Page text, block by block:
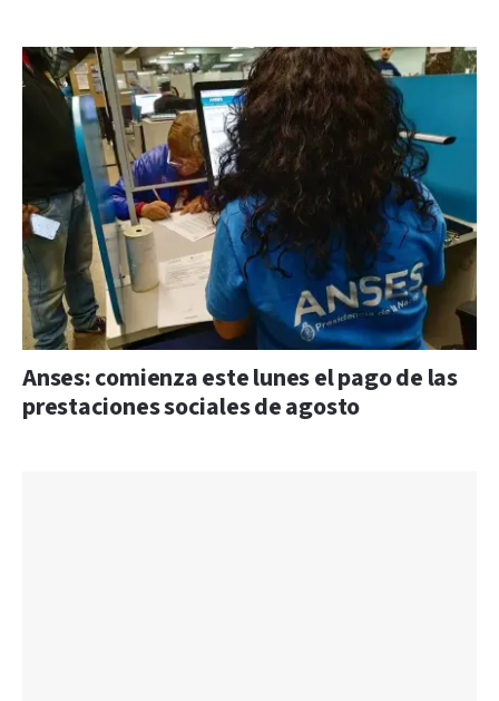
Anses: comienza este lunes el pago de las
prestaciones sociales de agosto